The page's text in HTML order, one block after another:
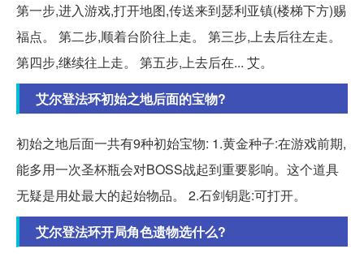
第一步,进入游戏,打开地图,传送来到瑟利亚镇(楼梯下方)赐
福点。 第二步,顺着台阶往上走。 第三步,上去后往左走。
第四步,继续往上走。 第五步,上去后在... 艾。
艾尔登法环初始之地后面的宝物?
初始之地后面一共有9种初始宝物: 1.黄金种子:在游戏前期,
能多用一次圣杯瓶会对BOSS战起到重要影响。这个道具
无疑是用处最大的起始物品。 2.石剑钥匙:可打开。
艾尔登法环开局角色遗物选什么?